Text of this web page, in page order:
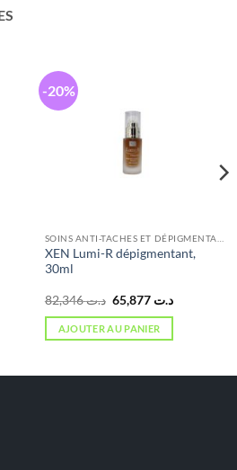
-20%
XEN Lumi-R dépigmentant,
30ml
د.ت82,346
Le
prix
initial
était :
د.ت 65,877
Le
AJOUTER AU PANIER